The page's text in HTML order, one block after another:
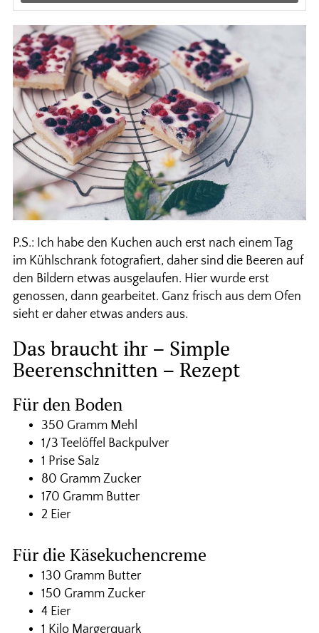
P.S.: Ich habe den Kuchen auch erst nach einem Tag
im Kühlschrank fotografiert, daher sind die Beeren auf
den Bildern etwas ausgelaufen. Hier wurde erst
genossen, dann gearbeitet. Ganz frisch aus dem Ofen
sieht er daher etwas anders aus.
Das braucht ihr – Simple
Beerenschnitten – Rezept
Für den Boden
350 Gramm Mehl
1/3 Teelöffel Backpulver
1 Prise Salz
80 Gramm Zucker
170 Gramm Butter
2 Eier
Für die Käsekuchencreme
130 Gramm Butter
150 Gramm Zucker
4 Eier
1 Kilo Margerquark